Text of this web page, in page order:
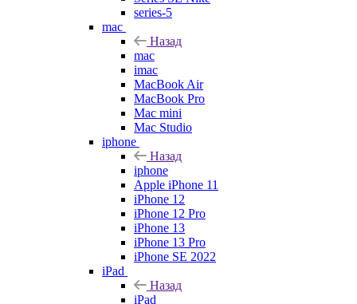
series-5
mac
Назад
mac
imac
MacBook Air
MacBook Pro
Mac mini
Mac Studio
iphone
Назад
iphone
Apple iPhone 11
iPhone 12
iPhone 12 Pro
iPhone 13
iPhone 13 Pro
iPhone SE 2022
iPad
Назад
iPad